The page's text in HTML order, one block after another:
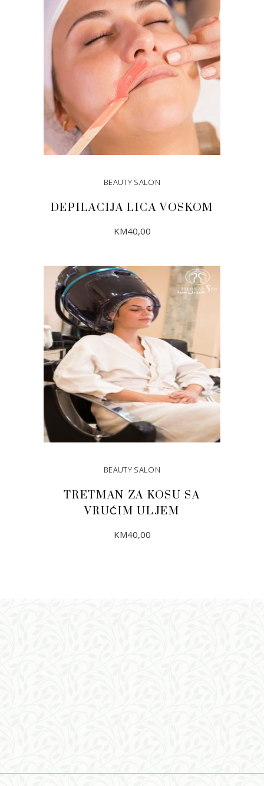
BEAUTY SALON
DEPILACIJA LICA VOSKOM
KM40,00
DODAJ U KORPU
BEAUTY SALON
TRETMAN ZA KOSU SA
VRUĆIM ULJEM
KM40,00